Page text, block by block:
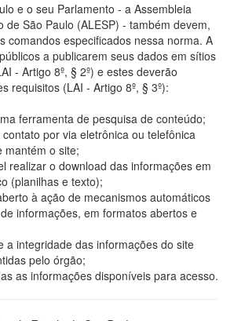
e o seu Parlamento - a Assembleia
de São Paulo (ALESP) - também devem,
comandos especificados nessa norma. A
a publicarem seus dados em sítios
- Artigo 8º, § 2º) e estes deverão
requisitos (LAI - Artigo 8º, § 3º):
ferramenta de pesquisa de conteúdo;
por via eletrônica ou telefônica
mantém o site;
realizar o download das informações em
(planilhas e texto);
à ação de mecanismos automáticos
informações, em formatos abertos e
a integridade das informações do site
pelo órgão;
as informações disponíveis para acesso.